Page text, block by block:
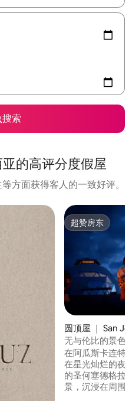
搜索
的高评分度假屋
方面获得客人的一致好评。
超赞房东
超赞房东
圆顶屋 ｜ San
无与伦比的景色|
在阿瓜斯卡连特斯
在星光灿烂的夜晚
的圣何塞德格拉西
景，沉浸在周围的